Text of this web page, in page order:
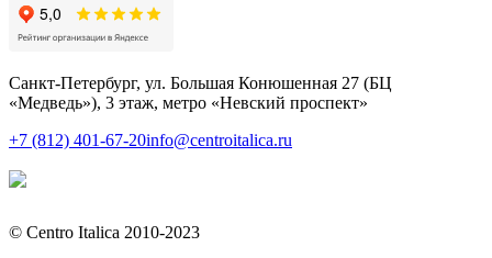
Санкт-Петербург, ул. Большая Конюшенная 27 (БЦ
«Медведь»), 3 этаж, метро «Невский проспект»
+7 (812) 401-67-20info@centroitalica.ru
© Centro Italica 2010-2023